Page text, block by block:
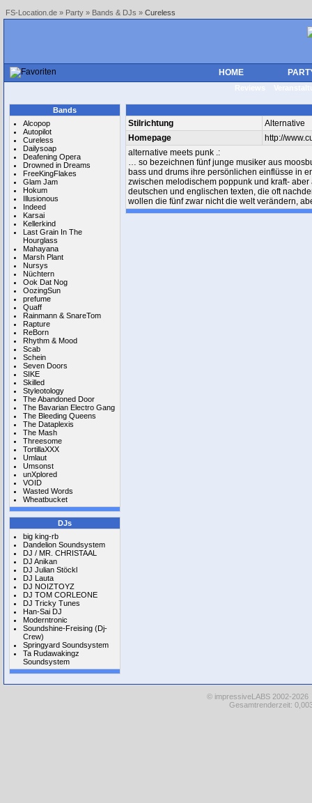
FS-Location.de » Party » Bands & DJs » Cureless
HOME
Reviews
Bands
Alcopop
Autopilot
Cureless
Dailysoap
Deafening Opera
Drowned in Dreams
FreeKingFlakes
Glam Jam
Hokum
Illusionous
Indeed
Karsai
Kellerkind
Last Grain In The
Hourglass
Mahayana
Marsh Plant
Nursys
Nüchtern
Ook Dat Nog
OozingSun
prefume
Quaff
Rainmann & SnareTom
Rapture
ReBorn
Rhythm & Mood
Scab
Schein
Seven Doors
SIKE
Skilled
Styleotology
The Abandoned Door
The Bavarian Electro Gang
The Bleeding Queens
The Dataplexis
The Mash
Threesome
TortillaXXX
Umlaut
Umsonst
unXplored
VOID
Wasted Words
Wheatbucket
DJs
big king-rb
Dandelion Soundsystem
DJ / MR. CHRISTAAL
DJ Anikan
DJ Julian Stöckl
DJ Lauta
DJ NOIZTOYZ
DJ TOM CORLEONE
DJ Tricky Tunes
Han-Sai DJ
Moderntronic
Soundshine-Freising (Dj-
Crew)
Springyard Soundsystem
Ta Rudawakingz
Soundsystem
Stilrichtung
Alternative
Homepage
http://
alternative meets punk .:
… so bezeichnen fünf junge musiker aus
bass und drums ihre persönlichen einflüsse in
zwischen melodischem poppunk und kraft-
deutschen und englischen texten, die oft
wollen die fünf zwar nicht die welt verändern,
© impressiveLABS 2002-
Gesamtrenderzeit: